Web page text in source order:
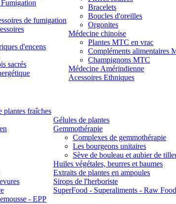
de fumigation
d'encens
sacrés
Bracelets
Boucles d'oreilles
Orgonites
Médecine chinoise
Plantes MTC en vrac
Compléments alimentaires
Champignons MTC
Médecine Amérindienne
Acessoires Ethniques
plantes fraîches
- EPP
Gélules de plantes
Gemmothérapie
Complexes de gemmothérapie
Les bourgeons unitaires
Sève de bouleau et aubier de
Huiles végétales, beurres et baumes
Extraits de plantes en ampoules
Sirops de l'herboriste
SuperFood - Superaliments - Raw Food